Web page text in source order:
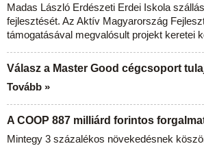
Madas László Erdészeti Erdei Iskola
fejlesztését. Az Aktív Magyarország
támogatásával megvalósult projekt keretei
Válasz a Master Good cégcsoport
Tovább »
A COOP 887 milliárd forintos
Mintegy 3 százalékos növekedésnek